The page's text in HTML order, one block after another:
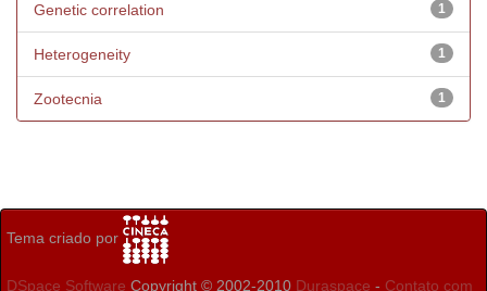
1
Genetic correlation
1
Heterogeneity
1
Zootecnia
Tema criado por
DSpace Software Copyright © 2002-2010 Duraspace - Contato com